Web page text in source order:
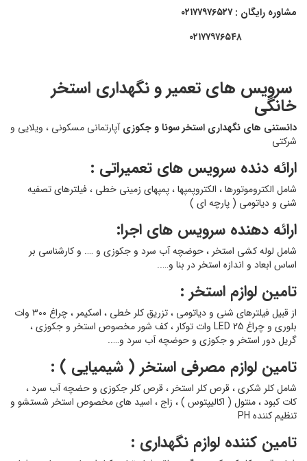
مشاوره رایگان : ۰۲۱۷۷۹۷۶۵۲۷
سرویس های تعمیر و نگهداری استخر
خانگی
دانستنی های نگهداری استخر سونا و جکوزیآپارتمانی مسکونی ، ویلایی و
شرکتی
ارائه دنده سرویس های تعمیراتی :
شامل الکتروموتورها ، الکتروپمپها ، پمپهای زمینی خطی ، فیلترهای تصفیه
شنی و دیاتومی ( پارچه ای )
ارائه دهنده سرویس های اجرا:
شامل لوله کشی استخر ، حوضچه آب سرد و جکوزی و …. و کارشناسی بر
اساس ابعاد و اندازه استخر در بنا و…..
تامین لوازم استخر :
از قبیل فیلترهای شنی و دیاتومی ، تزریق کلر خطی ، اسکیمر ، چراغ ۳۰۰ وات
بلوری و چراغ LED 25 وات توکار ، کف شور مخصوص استخر و جکوزی ،
گریل دور استخر و جکوزی و حوضچه آب سرد و…..
تامین لوازم مصرفی استخر ( شیمیایی ) :
شامل کلر شکری ، قرص کلر استخر ، قرص کلر جکوزی و حضچه آب سرد ،
کات کبود ، منتول ( اکالیپتوس ) ، زاج ، اسید های مخصوص استخر شستشو و
تنظیم کننده PH
تامین کننده لوازم نگهداری :